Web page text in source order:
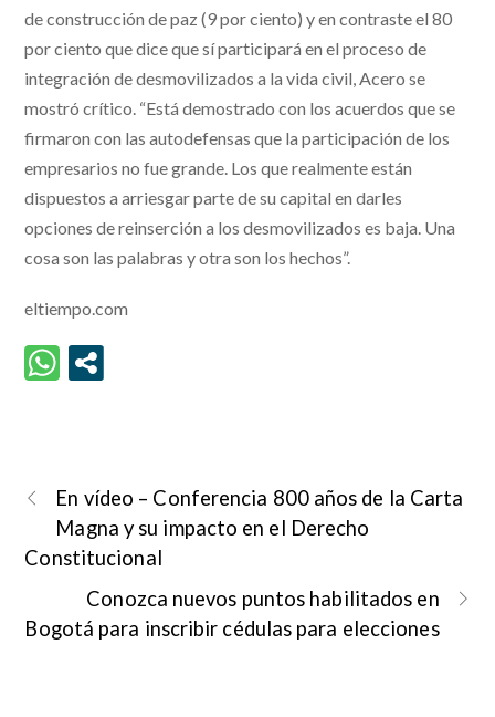
de construcción de paz (9 por ciento) y en contraste el 80
por ciento que dice que sí participará en el proceso de
integración de desmovilizados a la vida civil, Acero se
mostró crítico. “Está demostrado con los acuerdos que se
firmaron con las autodefensas que la participación de los
empresarios no fue grande. Los que realmente están
dispuestos a arriesgar parte de su capital en darles
opciones de reinserción a los desmovilizados es baja. Una
cosa son las palabras y otra son los hechos”.
eltiempo.com
En vídeo – Conferencia 800 años de la Carta
Magna y su impacto en el Derecho
Constitucional
Conozca nuevos puntos habilitados en
Bogotá para inscribir cédulas para elecciones